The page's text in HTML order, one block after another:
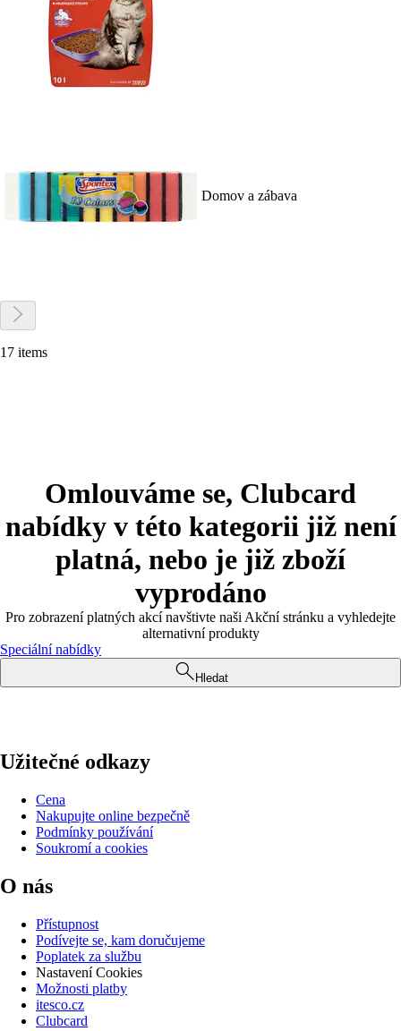
Domov a zábava
17 items
Omlouváme se, Clubcard
nabídky v této kategorii již není
platná, nebo je již zboží
vyprodáno
Pro zobrazení platných akcí navštivte naši Akční stránku a vyhledejte
alternativní produkty
Speciální nabídky
Hledat
Užitečné odkazy
Cena
Nakupujte online bezpečně
Podmínky používání
Soukromí a cookies
O nás
Přístupnost
Podívejte se, kam doručujeme
Poplatek za službu
Nastavení Cookies
Možnosti platby
itesco.cz
Clubcard